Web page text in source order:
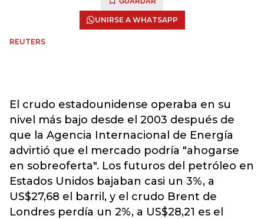
UNIRSE A WHATSAPP
REUTERS
El crudo estadounidense operaba en su
nivel más bajo desde el 2003 después de
que la Agencia Internacional de Energía
advirtió que el mercado podría "ahogarse
en sobreoferta". Los futuros del petróleo en
Estados Unidos bajaban casi un 3%, a
US$27,68 el barril, y el crudo Brent de
Londres perdía un 2%, a US$28,21 es el